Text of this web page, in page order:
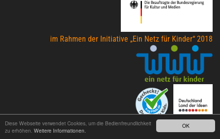
OK
Diese Webseite verwendet Cookies, um die Bedienfreundlichkeit
zu erhöhen. Weitere Informationen.
im Rahmen der Initiative „Ein Netz für Kinder“ 2018